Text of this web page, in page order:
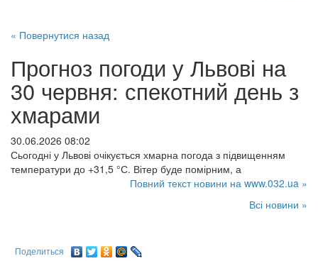
« Повернутися назад
Прогноз погоди у Львові на
30 червня: спекотний день з
хмарами
30.06.2026 08:02
Сьогодні у Львові очікується хмарна погода з підвищенням
температури до +31,5 °С. Вітер буде помірним, а
Повний текст новини на www.032.ua »
Всі новини »
Поделиться